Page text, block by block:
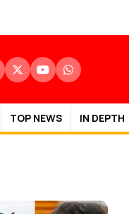
TOP NEWS IN DEPTH